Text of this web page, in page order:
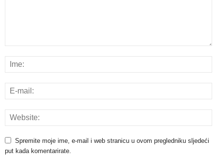
Spremite moje ime, e-mail i web stranicu u ovom pregledniku sljedeći
put kada komentarirate.